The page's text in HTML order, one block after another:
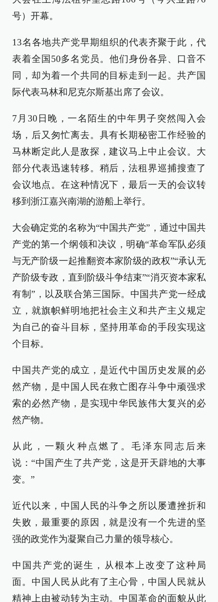
号）开幕。
13名各地共产党早期组织的代表齐聚于此，代
表着全国50多名党员。他们身份各异、口音不
同，却为着一个共同的目标走到一起。共产国
际代表马林和尼克尔斯基出席了会议。
7月30日晚，一名陌生的中年男子突然闯入会
场，后又匆忙离去。具有长期秘密工作经验的
马林断定此人是敌探，建议马上中止会议。大
部分代表迅速转移。稍后，法租界巡捕搜查了
会议地点。在这种情况下，最后一天的会议转
移到浙江嘉兴南湖的游船上举行。
大会确定党的名称为“中国共产党”，通过中国共
产党的第一个纲领和决议，明确“革命军队必须
与无产阶级一起推翻资本家阶级的政权”“承认无
产阶级专政，直到阶级斗争结束”“消灭资本家私
有制”，以及联合第三国际。中国共产党一经成
立，就旗帜鲜明地把社会主义和共产主义规定
为自己的奋斗目标，坚持用革命的手段实现这
个目标。
中国共产党的成立，是近代中国历史发展的必
然产物，是中国人民在救亡图存斗争中顽强求
索的必然产物，是实现中华民族伟大复兴的必
然产物。
从此，一颗火种点燃了。毛泽东同志后来
说：“中国产生了共产党，这是开天辟地的大事
变。”
近代以来，中国人民的斗争之所以屡遭挫折和
失败，最重要的原因，就是没有一个先进的坚
强的政党作为凝聚自己力量的领导核心。
中国共产党的诞生，从根本上改变了这种局
面。中国人民从此有了主心骨，中国人民就从
精神上由被动转为主动。中国革命的面貌从此